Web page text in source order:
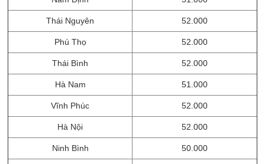
Thái Nguyên 52.000
Phú Thọ 52.000
Thái Bình 52.000
Hà Nam 51.000
Vĩnh Phúc 52.000
Hà Nội 52.000
Ninh Bình 50.000